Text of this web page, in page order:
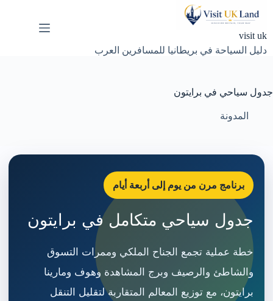
visit uk
دليل السياحة في بريطانيا للمسافرين العرب
جدول سياحي في برايتون
المدونة
برنامج مرن من يوم إلى أربعة أيام
جدول سياحي متكامل في برايتون
خطة عملية تجمع الجناح الملكي وممرات التسوق
والشاطئ والرصيف وبرج المشاهدة وهوف ومارينا
برايتون، مع توزيع المعالم المتقاربة لتقليل التنقل